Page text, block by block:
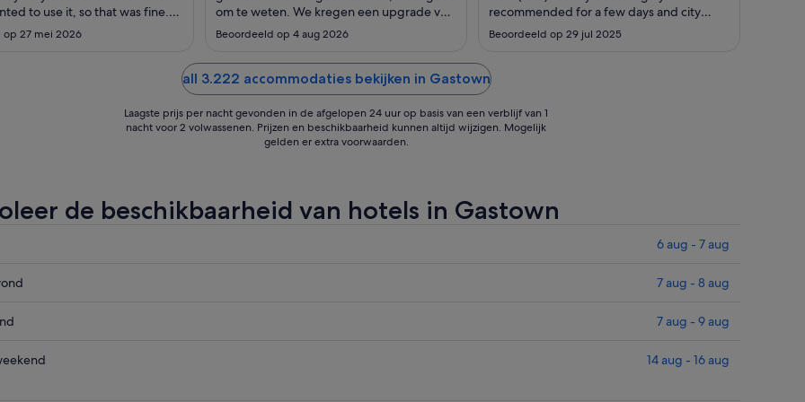
2
to use it, so that was fine.
didn’t think of is there is also
the room, so you have to go out
op 27 mei 2026
3
om te weten. We kregen een upgrade van
onze kamer verder prima hotel.
Onderhoud kan hier en daar iets beter"
Beoordeeld op 4 aug 2026
4
recommended for a few days and city
visit."
Beoordeeld op 29 jul 2025
all 3.222 accommodaties bekijken in Gastown
Laagste prijs per nacht gevonden in de afgelopen 24 uur op basis van een verblijf van 1
nacht voor 2 volwassenen. Prijzen en beschikbaarheid kunnen altijd wijzigen. Mogelijk
gelden er extra voorwaarden.
de beschikbaarheid van hotels in Gastown
6 aug - 7 aug
7 aug - 8 aug
7 aug - 9 aug
14 aug - 16 aug